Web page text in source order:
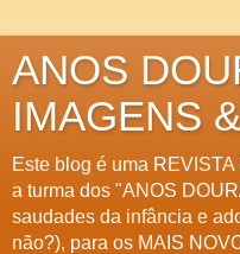
ANOS
IMAGENS
Este blog é uma
a turma dos "ANOS
saudades da infância e
não?), para os MAIS